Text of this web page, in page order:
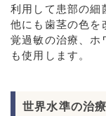
利用して患部の細
他にも歯茎の色を
覚過敏の治療、ホ
も使用します。
世界水準の治